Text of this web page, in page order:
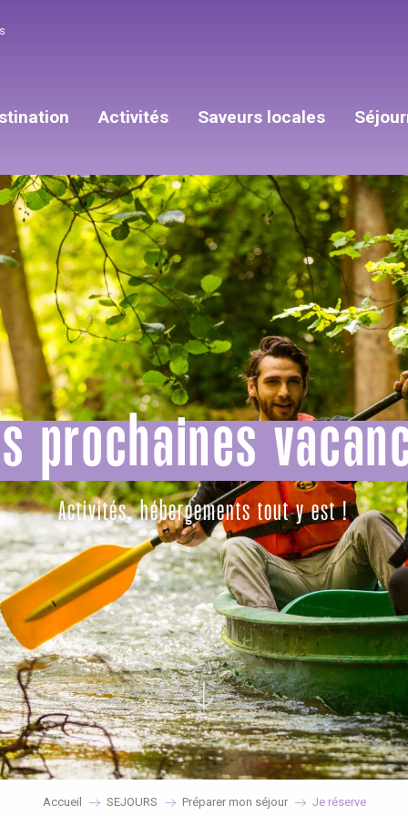
Lille 2h30
Activités Saveurs locales
prochaines
Activités, hébergements tout y est !
Accueil SEJOURS Préparer mon séjour Je réserve